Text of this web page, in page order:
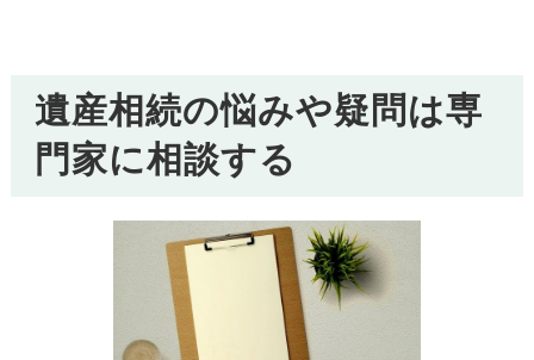
遺産相続の悩みや疑問は専
門家に相談する